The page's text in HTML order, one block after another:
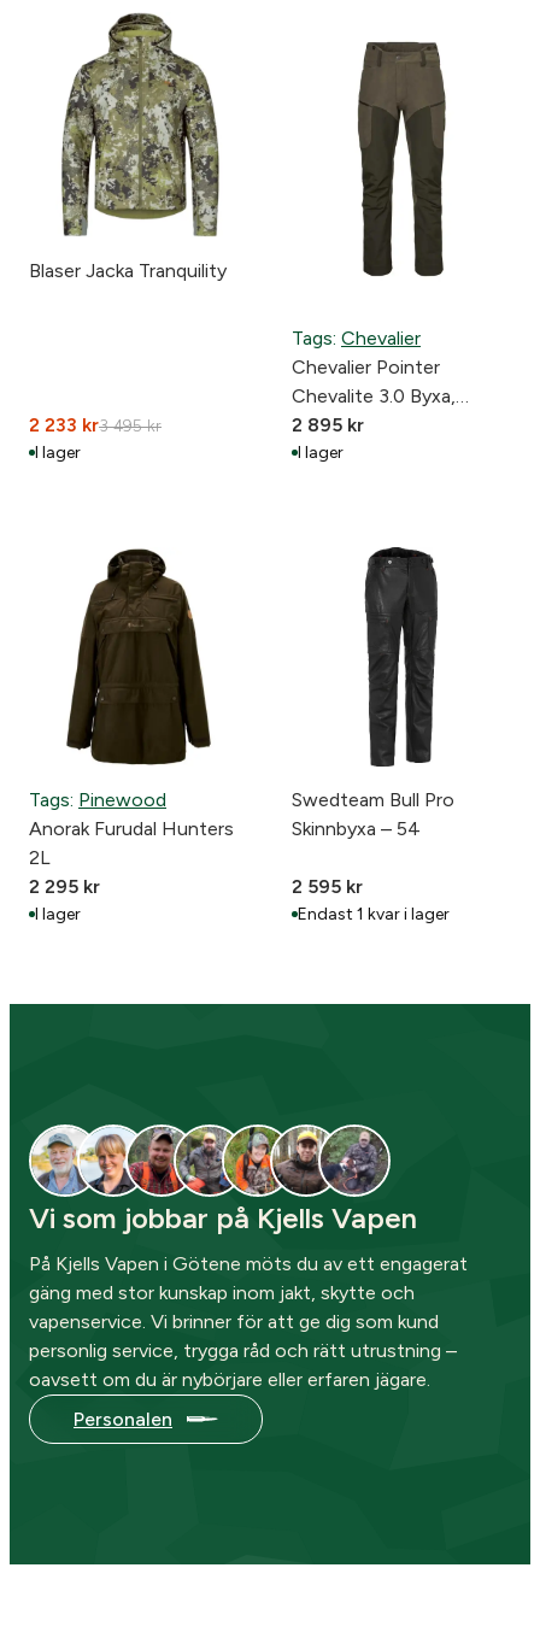
Rea
Blaser Jacka Tranquility
2 233 kr3 495kr
I lager
Tags: Chevalier
Chevalier Pointer
Chevalite 3.0 Byxa,
Autumn Green
2 895 kr
I lager
Tags: Pinewood
Anorak Furudal Hunters
2L
2 295 kr
I lager
Swedteam Bull Pro
Skinnbyxa – 54
2 595 kr
Endast 1 kvar i lager
Vi som jobbar på Kjells Vapen
På Kjells Vapen i Götene möts du av ett engagerat
gäng med stor kunskap inom jakt, skytte och
vapenservice. Vi brinner för att ge dig som kund
personlig service, trygga råd och rätt utrustning –
oavsett om du är nybörjare eller erfaren jägare.
Personalen